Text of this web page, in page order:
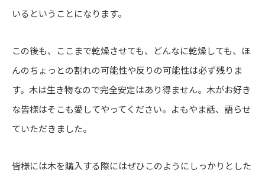
いるということになります。
この後も、ここまで乾燥させても、どんなに乾燥しても、ほ
んのちょっとの割れの可能性や反りの可能性は必ず残りま
す。木は生き物なので完全安定はあり得ません。木がお好き
な皆様はそこも愛してやってください。よもやま話、語らせ
ていただきました。
皆様には木を購入する際にはぜひこのようにしっかりとした